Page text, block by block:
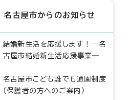
名古屋市からのお知らせ
結婚新生活を応援します！―名
古屋市結婚新生活応援事業―
名古屋市こども誰でも通園制度
（保護者の方へのご案内）